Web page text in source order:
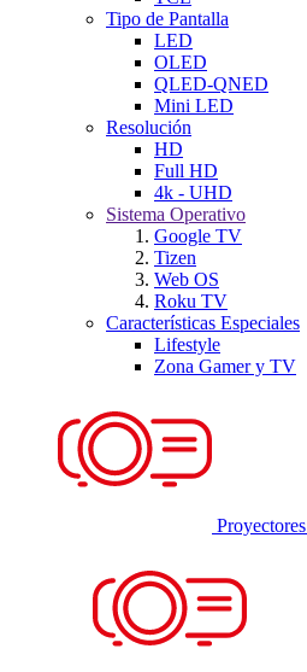
Tipo de Pantalla
LED
OLED
QLED-QNED
Mini LED
Resolución
HD
Full HD
4k - UHD
Sistema Operativo
Google TV
Tizen
Web OS
Roku TV
Características Especiales
Lifestyle
Zona Gamer y TV
Proyectores